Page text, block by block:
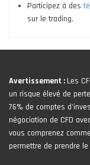
Participez à des
sur le trading.
Avertissement : Les
un risque élevé de
76% de comptes
négociation de CFD
vous comprenez
permettre de prendre